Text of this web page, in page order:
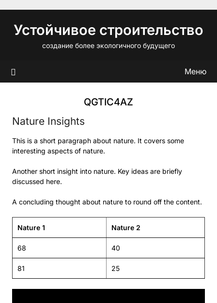
содержимому
Устойчивое строительство
создание более экологичного будущего
Меню
QGTIC4AZ
Nature Insights
This is a short paragraph about nature. It covers some
interesting aspects of nature.
Another short insight into nature. Key ideas are briefly
discussed here.
A concluding thought about nature to round off the content.
Nature 1 Nature 2
68 40
81 25